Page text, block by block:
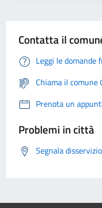
Contatta il
Leggi le domande
Chiama il
Prenota un
Problemi in città
Segnala disservizio